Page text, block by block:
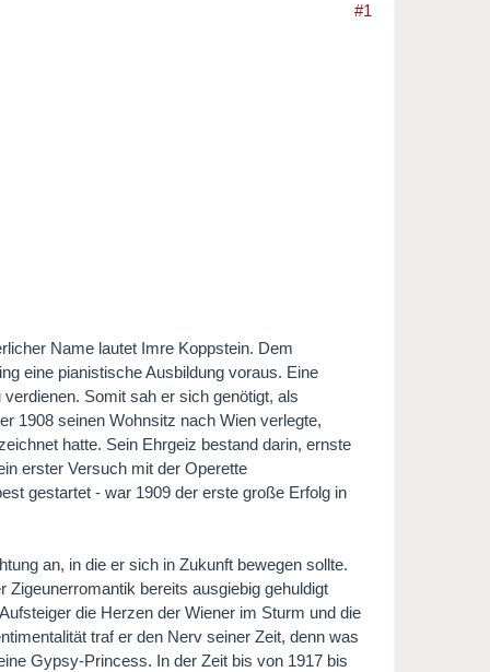
#1
Name lautet Imre Koppstein. Dem
eine pianistische Ausbildung voraus. Eine
Somit sah er sich genötigt, als
1908 seinen Wohnsitz nach Wien verlegte,
hatte. Sein Ehrgeiz bestand darin, ernste
erster Versuch mit der Operette
gestartet - war 1909 der erste große Erfolg in
an, in die er sich in Zukunft bewegen sollte.
bereits ausgiebig gehuldigt
die Herzen der Wiener im Sturm und die
traf er den Nerv seiner Zeit, denn was
Gypsy-Princess. In der Zeit bis von 1917 bis